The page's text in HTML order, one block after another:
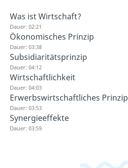
Was ist Wirtschaft?
Dauer: 02:21
Ökonomisches Prinzip
Dauer: 03:38
Subsidiaritätsprinzip
Dauer: 04:12
Wirtschaftlichkeit
Dauer: 04:03
Erwerbswirtschaftliches Prinzip
Dauer: 03:53
Synergieeffekte
Dauer: 03:59